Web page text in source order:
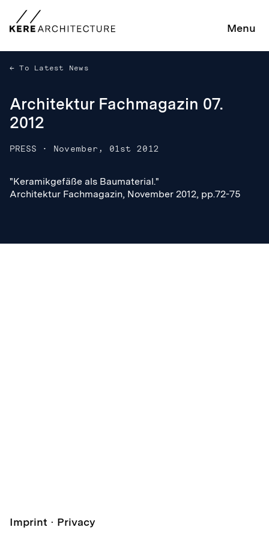
Menu
To Latest News
Architektur Fachmagazin 07.
2012
PRESS · November, 01st 2012
"Keramikgefäße als Baumaterial."
Architektur Fachmagazin, November 2012, pp.72-75
"Keramikgefäße als Baumaterial."
Architektur Fachmagazin, November 2012, pp.72-75
Imprint Privacy